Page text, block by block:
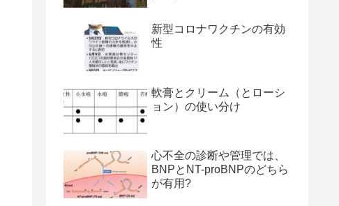
新型コロナワクチンの有効
性
軟膏とクリーム（とローシ
ョン）の使い分け
心不全の診断や管理では、
BNPとNT-proBNPのどちら
が有用?